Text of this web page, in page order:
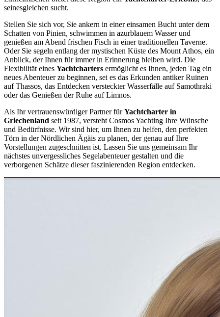
seinesgleichen sucht.
Stellen Sie sich vor, Sie ankern in einer einsamen Bucht unter dem
Schatten von Pinien, schwimmen in azurblauem Wasser und
genießen am Abend frischen Fisch in einer traditionellen Taverne.
Oder Sie segeln entlang der mystischen Küste des Mount Athos, ein
Anblick, der Ihnen für immer in Erinnerung bleiben wird. Die
Flexibilität eines Yachtcharters ermöglicht es Ihnen, jeden Tag ein
neues Abenteuer zu beginnen, sei es das Erkunden antiker Ruinen
auf Thassos, das Entdecken versteckter Wasserfälle auf Samothraki
oder das Genießen der Ruhe auf Limnos.
Als Ihr vertrauenswürdiger Partner fürYachtcharter in
Griechenland seit 1987, versteht Cosmos Yachting Ihre Wünsche
und Bedürfnisse. Wir sind hier, um Ihnen zu helfen, den perfekten
Törn in der Nördlichen Ägäis zu planen, der genau auf Ihre
Vorstellungen zugeschnitten ist. Lassen Sie uns gemeinsam Ihr
nächstes unvergessliches Segelabenteuer gestalten und die
verborgenen Schätze dieser faszinierenden Region entdecken.